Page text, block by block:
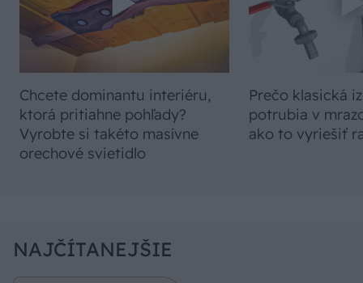
Chcete dominantu interiéru,
ktorá pritiahne pohľady?
Vyrobte si takéto masívne
orechové svietidlo
Prečo klasická
potrubia v
ako to vyriešiť
NAJČÍTANEJŠIE